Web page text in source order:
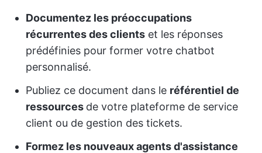
Documentez les préoccupations
récurrentes des clients et les réponses
prédéfinies pour former votre chatbot
personnalisé.
Publiez ce document dans le référentiel de
ressources de votre plateforme de service
client ou de gestion des tickets.
Formez les nouveaux agents d'assistance